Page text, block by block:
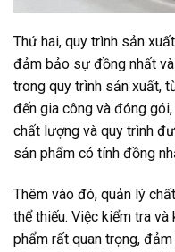
Thứ hai, quy trình sản
đảm bảo sự đồng nhất
trong quy trình sản xuất,
đến gia công và đóng
chất lượng và quy trình
sản phẩm có tính đồng
Thêm vào đó, quản lý
thể thiếu. Việc kiểm tra
phẩm rất quan trọng,